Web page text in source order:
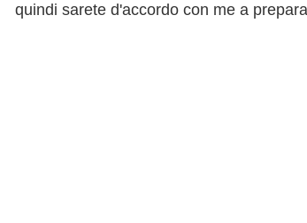
quindi sarete d'accordo con me a